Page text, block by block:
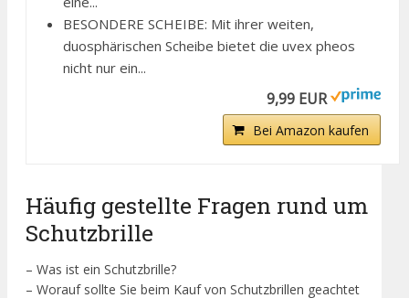
BESONDERE SCHEIBE: Mit ihrer weiten,
duosphärischen Scheibe bietet die uvex pheos
nicht nur ein...
9,99 EUR
Bei Amazon kaufen
Häufig gestellte Fragen rund um
Schutzbrille
– Was ist ein Schutzbrille?
– Worauf sollte Sie beim Kauf von Schutzbrillen geachtet